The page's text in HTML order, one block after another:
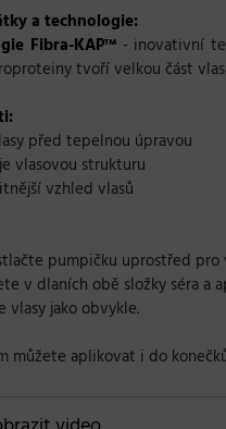
a technologie:
Fibra-KAP™- inovativní
tvoří velkou část
před tepelnou úpravou
vlasovou strukturu
vzhled vlasů
pumpičku uprostřed pro
v dlaních obě složky séra a
vlasy jako obvykle.
můžete aplikovat i do